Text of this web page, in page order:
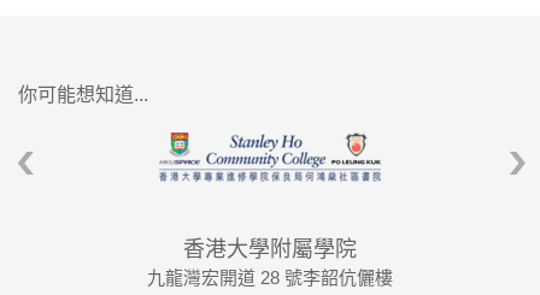
你可能想知道...
香港大學附屬學院
九龍灣宏開道 28 號李韶伉儷樓